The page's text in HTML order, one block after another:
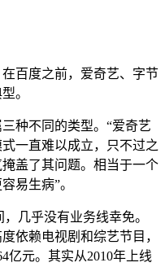
百度之前，爱奇艺、字节
。
种不同的类型。“爱奇艺
一直难以成立，只不过之
盖了其问题。相当于一个
易生病”。
几乎没有业务线幸免。
依赖电视剧和综艺节目，
亿元。其实从2010年上线